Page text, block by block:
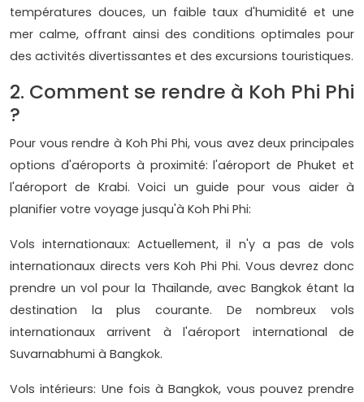
températures douces, un faible taux d'humidité et une
mer calme, offrant ainsi des conditions optimales pour
des activités divertissantes et des excursions touristiques.
2. Comment se rendre à Koh Phi Phi
?
Pour vous rendre à Koh Phi Phi, vous avez deux principales
options d'aéroports à proximité: l'aéroport de Phuket et
l'aéroport de Krabi. Voici un guide pour vous aider à
planifier votre voyage jusqu'à Koh Phi Phi:
Vols internationaux: Actuellement, il n'y a pas de vols
internationaux directs vers Koh Phi Phi. Vous devrez donc
prendre un vol pour la Thaïlande, avec Bangkok étant la
destination la plus courante. De nombreux vols
internationaux arrivent à l'aéroport international de
Suvarnabhumi à Bangkok.
Vols intérieurs: Une fois à Bangkok, vous pouvez prendre